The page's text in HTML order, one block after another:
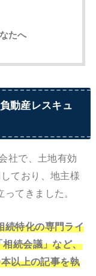
たへ
動産レスキュ
社で、土地有効
ており、地主様
てきました。
続特化の専門ライ
続会議」など、
以上の記事を執